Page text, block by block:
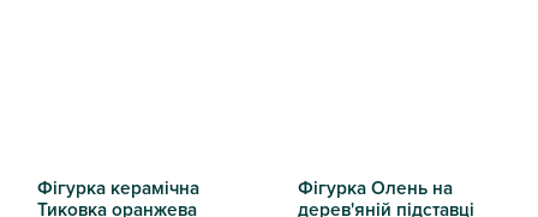
Фігурка керамічна
Тиковка оранжева
Фігурка Олень на
дерев'яній підставці